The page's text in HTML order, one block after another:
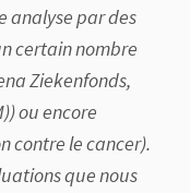
analyse par des
certain nombre
Ziekenfonds,
ou encore
contre le cancer).
que nous